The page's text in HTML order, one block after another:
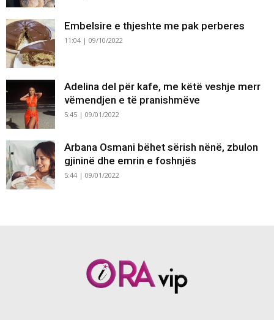
Embelsire e thjeshte me pak perberes
11:04 | 09/10/2022
Adelina del për kafe, me këtë veshje merr
vëmendjen e të pranishmëve
5:45 | 09/01/2022
Arbana Osmani bëhet sërish nënë, zbulon
gjininë dhe emrin e foshnjës
5:44 | 09/01/2022